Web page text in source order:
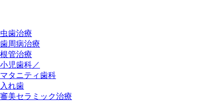
虫歯治療
歯周病治療
根管治療
小児歯科／
マタニティ歯科
入れ歯
審美セラミック治療